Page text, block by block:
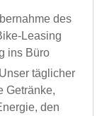
des
Leasing
ins Büro
Unser täglicher
Getränke,
den